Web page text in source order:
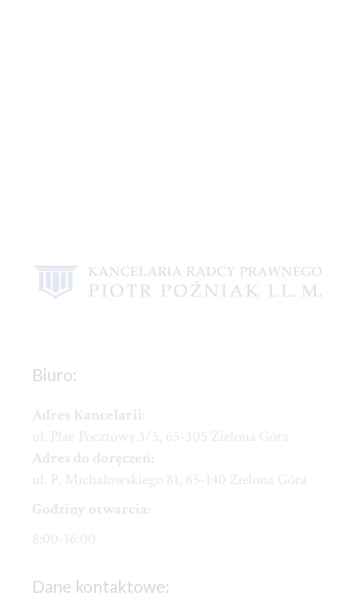
Biuro:
Adres Kancelarii:
ul. Plac Pocztowy 3/5, 65-305 Zielona Góra
Adres do doręczeń:
ul. P. Michałowskiego 81, 65-140 Zielona Góra
Godziny otwarcia:
8:00-16:00
Dane kontaktowe: